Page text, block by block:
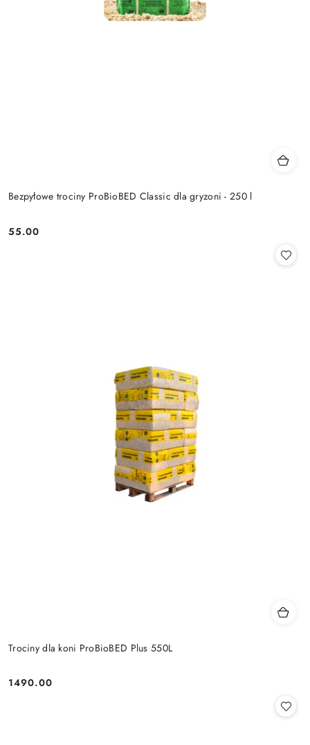
Bezpyłowe trociny ProBioBED Classic dla gryzoni - 250 l
Cena:
55.00
Trociny dla koni ProBioBED Plus 550L
Cena:
1490.00